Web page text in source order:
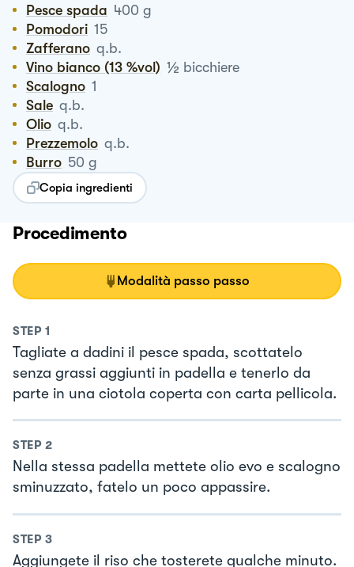
Pesce spada 400 g
Pomodori 15
Zafferano q.b.
Vino bianco (13 %vol) ½ bicchiere
Scalogno 1
Sale q.b.
Olio q.b.
Prezzemolo q.b.
Burro 50 g
Copia ingredienti
Procedimento
Modalità passo passo
STEP 1
Tagliate a dadini il pesce spada, scottatelo
senza grassi aggiunti in padella e tenerlo da
parte in una ciotola coperta con carta pellicola.
STEP 2
Nella stessa padella mettete olio evo e scalogno
sminuzzato, fatelo un poco appassire.
STEP 3
Aggiungete il riso che tosterete qualche minuto.